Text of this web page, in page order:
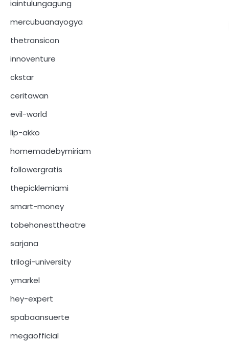
iaintulungagung
mercubuanayogya
thetransicon
innoventure
ckstar
ceritawan
evil-world
lip-akko
homemadebymiriam
followergratis
thepicklemiami
smart-money
tobehonesttheatre
sarjana
trilogi-university
ymarkel
hey-expert
spabaansuerte
megaofficial